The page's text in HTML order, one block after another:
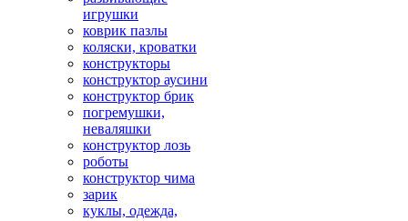
игрушки
коврик пазлы
коляски, кроватки
конструкторы
конструктор аусини
конструктор брик
погремушки,
неваляшки
конструктор лозь
роботы
конструктор чима
зарик
куклы, одежда,